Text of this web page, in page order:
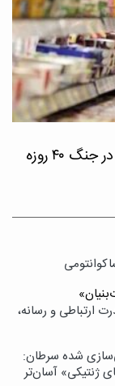
۴۰ روزه
ارتباطی و رسانه،
شده سرطان:
ژنتیکی» آسان‌تر